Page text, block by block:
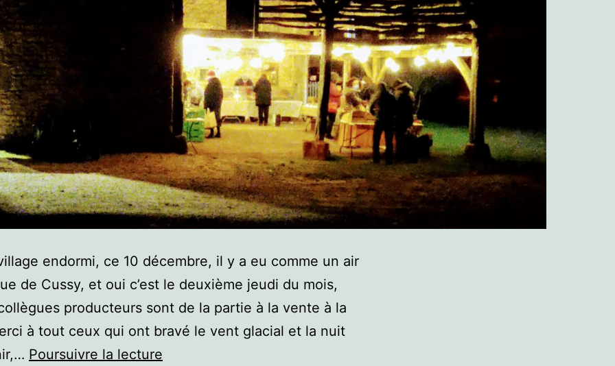
endormi, ce 10 décembre, il y a eu comme un air
de Cussy, et oui c’est le deuxième jeudi du mois,
producteurs sont de la partie à la vente à la
à tout ceux qui ont bravé le vent glacial et la nuit
Poursuivre la lecture